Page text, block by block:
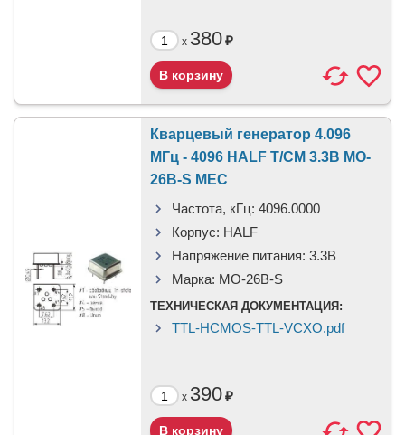
x 380₽
Кварцевый генератор 4.096
МГц - 4096 HALF T/CM 3.3В MO-
26B-S MEC
Частота, кГц: 4096.0000
Корпус: HALF
Напряжение питания: 3.3В
Марка: MO-26B-S
ТЕХНИЧЕСКАЯ ДОКУМЕНТАЦИЯ:
TTL-HCMOS-TTL-VCXO.pdf
x 390₽